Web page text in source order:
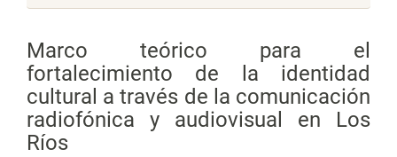
Marco teórico para el
fortalecimiento de la identidad
cultural a través de la comunicación
radiofónica y audiovisual en Los
Ríos